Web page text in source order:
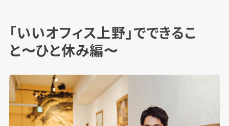
「いいオフィス上野」でできるこ
と〜ひと休み編〜